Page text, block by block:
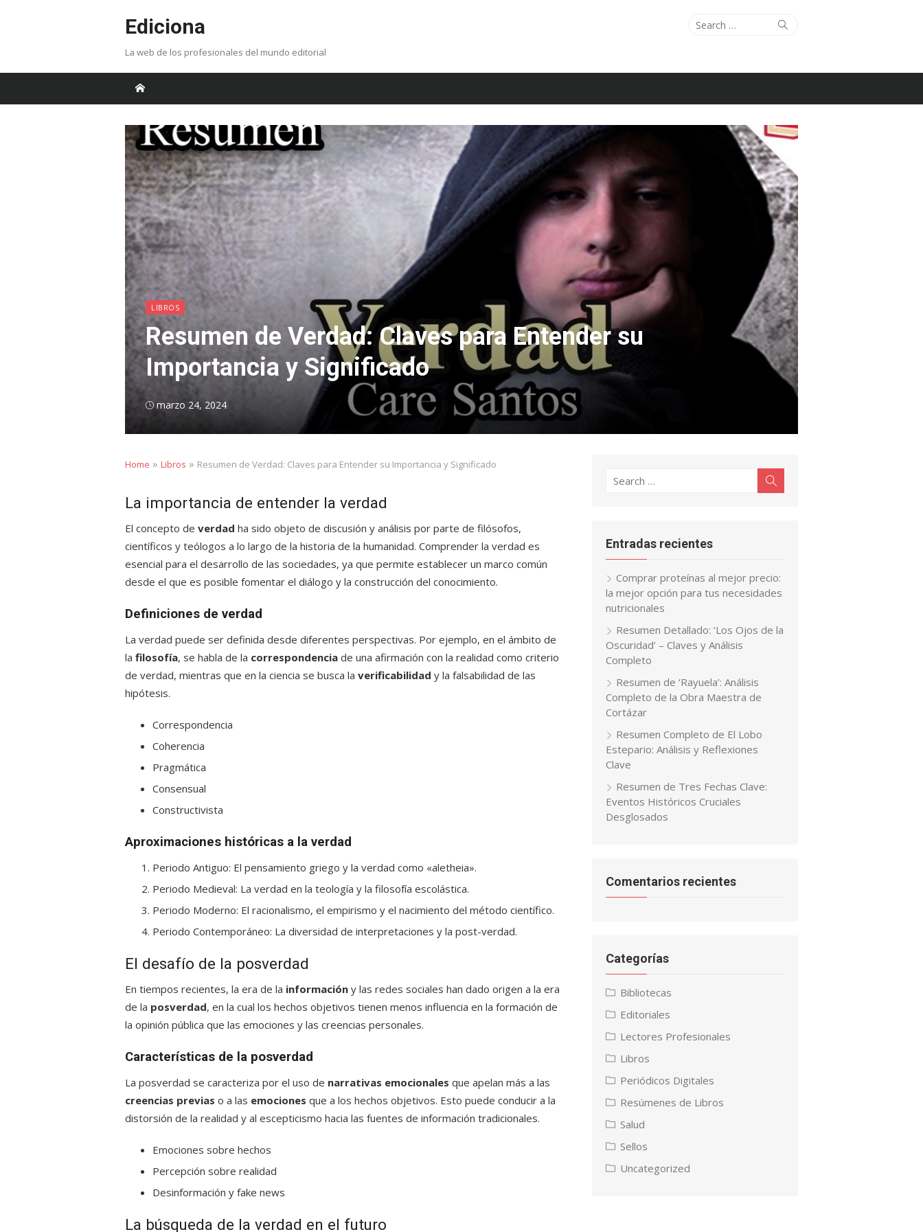
Ediciona
La web de los profesionales del mundo editorial
Search
Search
LIBROS
Resumen de Verdad: Claves para Entender su
Importancia y Significado
Posted
marzo 24, 2024
Home » Libros » Resumen de Verdad: Claves para Entender su Importancia y Significado
La importancia de entender la verdad
El concepto de verdad ha sido objeto de discusión y análisis por parte de filósofos,
científicos y teólogos a lo largo de la historia de la humanidad. Comprender la verdad es
esencial para el desarrollo de las sociedades, ya que permite establecer un marco común
desde el que es posible fomentar el diálogo y la construcción del conocimiento.
Definiciones de verdad
La verdad puede ser definida desde diferentes perspectivas. Por ejemplo, en el ámbito de
la filosofía, se habla de la correspondencia de una afirmación con la realidad como criterio
de verdad, mientras que en la ciencia se busca la verificabilidad y la falsabilidad de las
hipótesis.
Correspondencia
Coherencia
Pragmática
Consensual
Constructivista
Aproximaciones históricas a la verdad
Periodo Antiguo: El pensamiento griego y la verdad como «aletheia».
Periodo Medieval: La verdad en la teología y la filosofía escolástica.
Periodo Moderno: El racionalismo, el empirismo y el nacimiento del método científico.
Periodo Contemporáneo: La diversidad de interpretaciones y la post-verdad.
El desafío de la posverdad
En tiempos recientes, la era de la información y las redes sociales han dado origen a la era
de la posverdad, en la cual los hechos objetivos tienen menos influencia en la formación de
la opinión pública que las emociones y las creencias personales.
Características de la posverdad
La posverdad se caracteriza por el uso de narrativas emocionales que apelan más a las
creencias previas o a las emociones que a los hechos objetivos. Esto puede conducir a la
distorsión de la realidad y al escepticismo hacia las fuentes de información tradicionales.
Emociones sobre hechos
Percepción sobre realidad
Desinformación y fake news
La búsqueda de la verdad en el futuro
Search
Entradas recientes
Comprar proteínas al mejor precio:
la mejor opción para tus necesidades
nutricionales
Resumen Detallado: ‘Los Ojos de la
Oscuridad’ – Claves y Análisis
Completo
Resumen de ‘Rayuela’: Análisis
Completo de la Obra Maestra de
Cortázar
Resumen Completo de El Lobo
Estepario: Análisis y Reflexiones
Clave
Resumen de Tres Fechas Clave:
Eventos Históricos Cruciales
Desglosados
Comentarios recientes
Categorías
Bibliotecas
Editoriales
Lectores Profesionales
Libros
Periódicos Digitales
Resúmenes de Libros
Salud
Sellos
Uncategorized